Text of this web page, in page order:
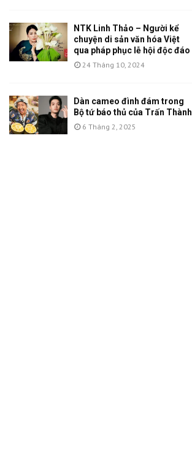
NTK Linh Thảo – Người kể
chuyện di sản văn hóa Việt
qua pháp phục lễ hội độc đáo
24 Tháng 10, 2024
Dàn cameo đình đám trong
Bộ tứ báo thủ của Trấn Thành
6 Tháng 2, 2025